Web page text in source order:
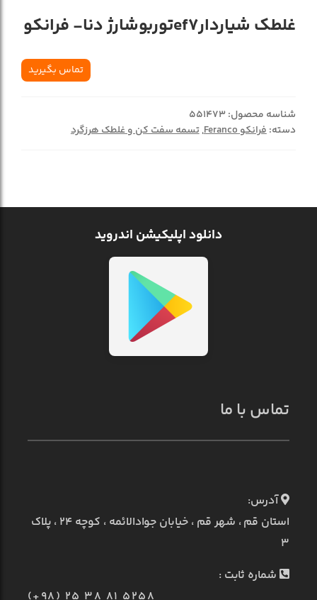
غلطک شياردارef7توربوشارژ دنا- فرانکو
تماس بگیرید
شناسه محصول:551473
دسته:فرانکو Feranco ,تسمه سفت کن و غلطک هرزگرد
دانلود اپلیکیشن اندروید
تماس با ما
آدرس:
استان قم ، شهر قم ، خیابان جوادالائمه ، کوچه ۲۴ ، پلاک
۳
شماره ثابت :